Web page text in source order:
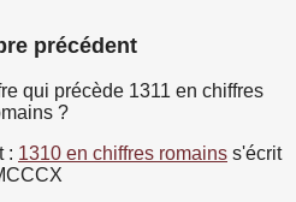
précédent
qui précède 1311 en chiffres
?
: 1310 en chiffres romains s'écrit